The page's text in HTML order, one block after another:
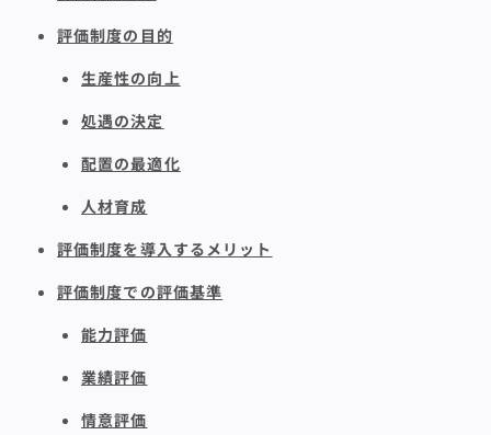
評価制度の目的
生産性の向上
処遇の決定
配置の最適化
人材育成
評価制度を導入するメリット
評価制度での評価基準
能力評価
業績評価
情意評価